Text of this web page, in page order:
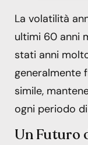
La volatilità
ultimi 60 anni
stati anni
generalmente
simile,
ogni periodo di
Un Futuro